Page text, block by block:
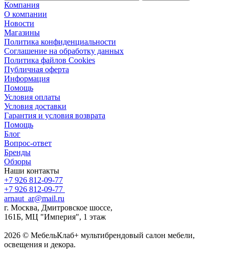
Компания
О компании
Новости
Магазины
Политика конфиденциальности
Соглашение на обработку данных
Политика файлов Cookies
Публичная оферта
Информация
Помощь
Условия оплаты
Условия доставки
Гарантия и условия возврата
Помощь
Блог
Вопрос-ответ
Бренды
Обзоры
Наши контакты
+7 926 812-09-77
+7 926 812-09-77
arnaut_ar@mail.ru
г. Москва, Дмитровское шоссе,
161Б, МЦ "Империя", 1 этаж
2026 © МебельКлаб+ мультибрендовый салон мебели,
освещения и декора.